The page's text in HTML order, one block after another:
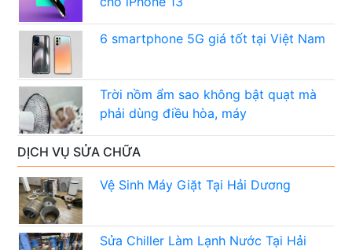
6 smartphone 5G giá tốt tại Việt Nam
Trời nồm ẩm sao không bật quạt mà
phải dùng điều hòa, máy
DỊCH VỤ SỬA CHỮA
Vệ Sinh Máy Giặt Tại Hải Dương
Sửa Chiller Làm Lạnh Nước Tại Hải